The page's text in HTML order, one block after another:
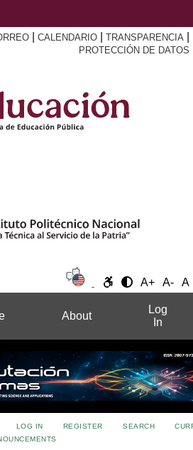
CALENDARIO TRANSPARENCIA
PROTECCIÓN DE DATOS
A+ A- A
About
Log
In
LOG IN REGISTER SEARCH